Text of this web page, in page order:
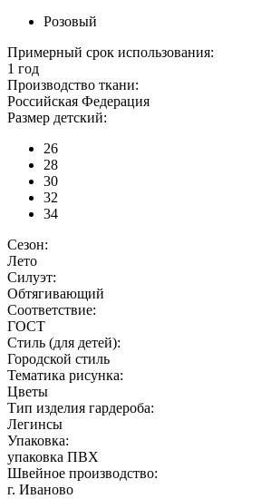
Розовый
Примерный срок использования:
1 год
Производство ткани:
Российская Федерация
Размер детский:
26
28
30
32
34
Сезон:
Лето
Силуэт:
Обтягивающий
Соответствие:
ГОСТ
Стиль (для детей):
Городской стиль
Тематика рисунка:
Цветы
Тип изделия гардероба:
Легинсы
Упаковка:
упаковка ПВХ
Швейное производство:
г. Иваново